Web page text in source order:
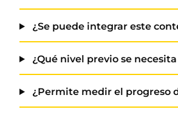
¿Se puede integrar este
¿Qué nivel previo se
¿Permite medir el progreso